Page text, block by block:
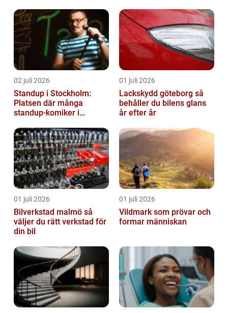
02 juli 2026
Standup i Stockholm:
Platsen där många
standup-komiker i
01 juli 2026
Lackskydd göteborg så
behåller du bilens glans
år efter år
01 juli 2026
Bilverkstad malmö så
väljer du rätt verkstad för
din bil
01 juli 2026
Vildmark som prövar och
formar människan